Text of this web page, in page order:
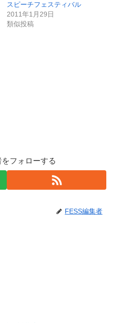
スピーチフェスティバル
2011年1月29日
類似投稿
フォローする
FESS編集者